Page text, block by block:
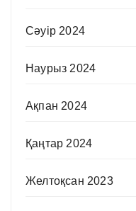
Сәуір 2024
Наурыз 2024
Ақпан 2024
Қаңтар 2024
Желтоқсан 2023